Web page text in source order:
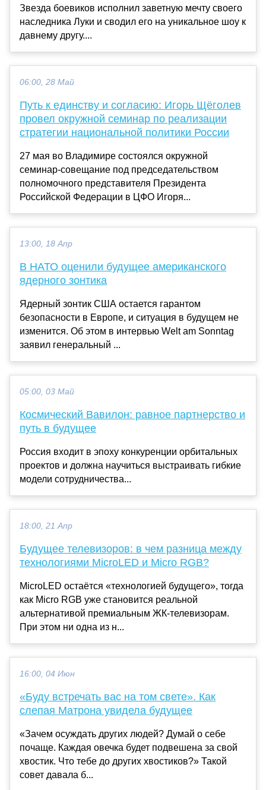
Звезда боевиков исполнил заветную мечту своего
наследника Луки и сводил его на уникальное шоу к
давнему другу....
06:00, 28 Май
Путь к единству и согласию: Игорь Щёголев
провел окружной семинар по реализации
стратегии национальной политики России
27 мая во Владимире состоялся окружной
семинар-совещание под председательством
полномочного представителя Президента
Российской Федерации в ЦФО Игоря...
13:00, 18 Апр
В НАТО оценили будущее американского
ядерного зонтика
Ядерный зонтик США остается гарантом
безопасности в Европе, и ситуация в будущем не
изменится. Об этом в интервью Welt am Sonntag
заявил генеральный ...
05:00, 03 Май
Космический Вавилон: равное партнерство и
путь в будущее
Россия входит в эпоху конкуренции орбитальных
проектов и должна научиться выстраивать гибкие
модели сотрудничества...
18:00, 21 Апр
Будущее телевизоров: в чем разница между
технологиями MicroLED и Micro RGB?
MicroLED остаётся «технологией будущего», тогда
как Micro RGB уже становится реальной
альтернативой премиальным ЖК-телевизорам.
При этом ни одна из н...
16:00, 04 Июн
«Буду встречать вас на том свете». Как
слепая Матрона увидела будущее
«Зачем осуждать других людей? Думай о себе
почаще. Каждая овечка будет подвешена за свой
хвостик. Что тебе до других хвостиков?» Такой
совет давала б...